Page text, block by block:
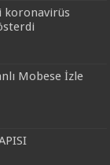
koronavirüs
Mobese İzle